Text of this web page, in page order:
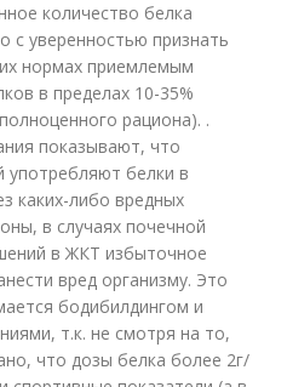
количество белка
уверенностью признать
нормах приемлемым
в пределах 10-35%
рациона). .
показывают, что
белки в
каких-либо вредных
в случаях почечной
в ЖКТ избыточное
вред организму. Это
бодибилдингом и
т.к. не смотря на то,
что дозы белка более 2г/